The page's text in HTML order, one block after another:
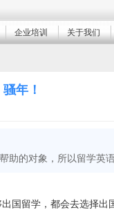
企业培训 关于我们
年！
助的对象，所以留学英
国留学，都会去选择